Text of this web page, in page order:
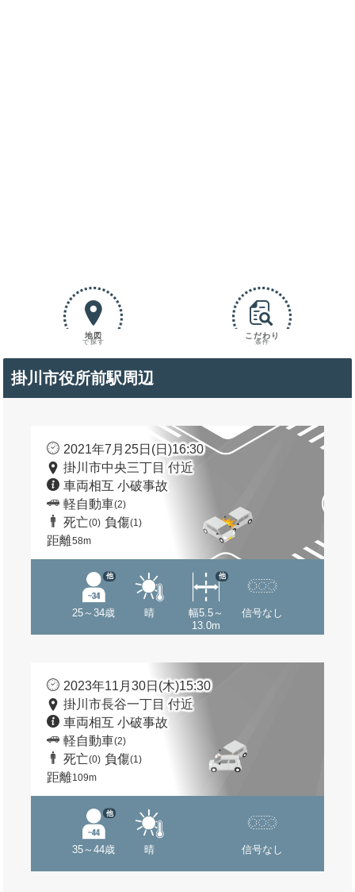
地図
で探す
こだわり
条件
掛川市役所前駅周辺
2021年7月25日(日)16:30
掛川市中央三丁目 付近
車両相互 小破事故
軽自動車(2)
死亡(0) 負傷(1)
距離58m
25～34歳
他
晴
幅5.5～
13.0m
他
信号なし
2023年11月30日(木)15:30
掛川市長谷一丁目 付近
車両相互 小破事故
軽自動車(2)
死亡(0) 負傷(1)
距離109m
35～44歳
他
晴 信号なし